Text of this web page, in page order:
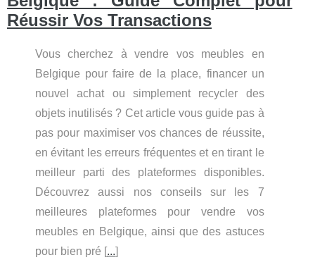
Réussir Vos Transactions
Vous cherchez à vendre vos meubles en
Belgique pour faire de la place, financer un
nouvel achat ou simplement recycler des
objets inutilisés ? Cet article vous guide pas à
pas pour maximiser vos chances de réussite,
en évitant les erreurs fréquentes et en tirant le
meilleur parti des plateformes disponibles.
Découvrez aussi nos conseils sur les 7
meilleures plateformes pour vendre vos
meubles en Belgique, ainsi que des astuces
pour bien pré [...]